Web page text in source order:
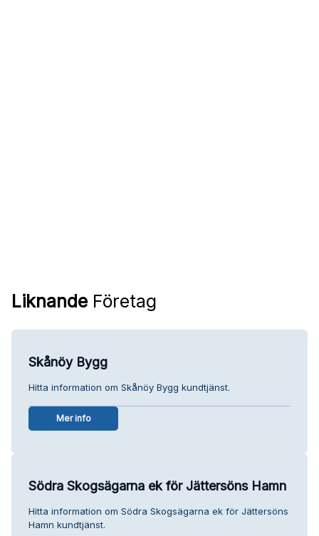
Liknande Företag
Skånöy Bygg
Hitta information om Skånöy Bygg kundtjänst.
Mer info
Södra Skogsägarna ek för Jättersöns Hamn
Hitta information om Södra Skogsägarna ek för Jättersöns
Hamn kundtjänst.